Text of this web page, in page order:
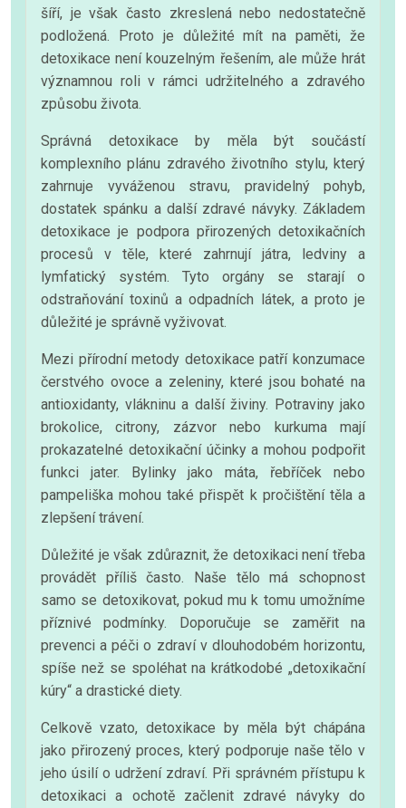
šíří, je však často zkreslená nebo nedostatečně
podložená. Proto je důležité mít na paměti, že
detoxikace není kouzelným řešením, ale může hrát
významnou roli v rámci udržitelného a zdravého
způsobu života.
Správná detoxikace by měla být součástí
komplexního plánu zdravého životního stylu, který
zahrnuje vyváženou stravu, pravidelný pohyb,
dostatek spánku a další zdravé návyky. Základem
detoxikace je podpora přirozených detoxikačních
procesů v těle, které zahrnují játra, ledviny a
lymfatický systém. Tyto orgány se starají o
odstraňování toxinů a odpadních látek, a proto je
důležité je správně vyživovat.
Mezi přírodní metody detoxikace patří konzumace
čerstvého ovoce a zeleniny, které jsou bohaté na
antioxidanty, vlákninu a další živiny. Potraviny jako
brokolice, citrony, zázvor nebo kurkuma mají
prokazatelné detoxikační účinky a mohou podpořit
funkci jater. Bylinky jako máta, řebříček nebo
pampeliška mohou také přispět k pročištění těla a
zlepšení trávení.
Důležité je však zdůraznit, že detoxikaci není třeba
provádět příliš často. Naše tělo má schopnost
samo se detoxikovat, pokud mu k tomu umožníme
příznivé podmínky. Doporučuje se zaměřit na
prevenci a péči o zdraví v dlouhodobém horizontu,
spíše než se spoléhat na krátkodobé „detoxikační
kúry“ a drastické diety.
Celkově vzato, detoxikace by měla být chápána
jako přirozený proces, který podporuje naše tělo v
jeho úsilí o udržení zdraví. Při správném přístupu k
detoxikaci a ochotě začlenit zdravé návyky do